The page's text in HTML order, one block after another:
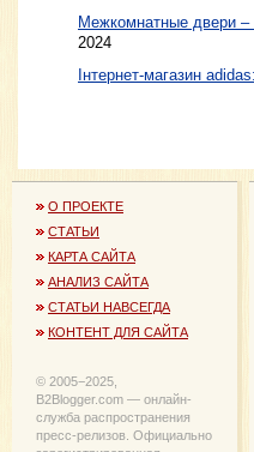
Межкомнатные двери
2024
Інтернет-магазин
О ПРОЕКТЕ
СТАТЬИ
КАРТА САЙТА
АНАЛИЗ САЙТА
СТАТЬИ НАВСЕГДА
КОНТЕНТ ДЛЯ САЙТА
© 2005−2025,
B2Blogger.com — онлайн-
служба распространения
пресс-релизов. Официально